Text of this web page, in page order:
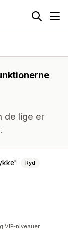
de lige er
Ryd
VIP-niveauer